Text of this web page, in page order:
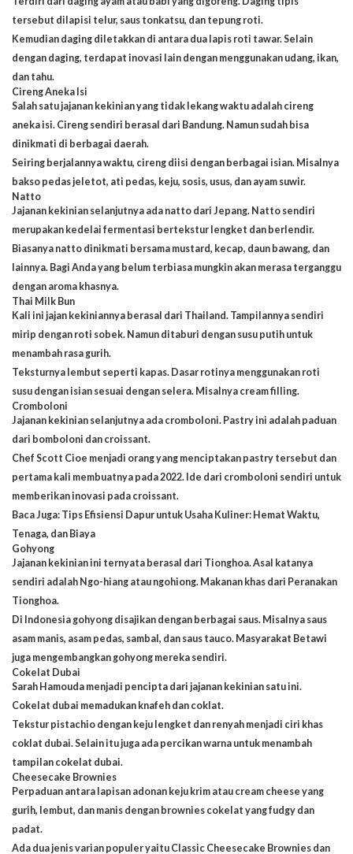
tersebut dilapisi telur, saus tonkatsu, dan tepung roti.
Kemudian daging diletakkan di antara dua lapis roti tawar. Selain
dengan daging, terdapat inovasi lain dengan menggunakan udang, ikan,
dan tahu.
Cireng Aneka Isi
Salah satu jajanan kekinian yang tidak lekang waktu adalah cireng
aneka isi. Cireng sendiri berasal dari Bandung. Namun sudah bisa
dinikmati di berbagai daerah.
Seiring berjalannya waktu, cireng diisi dengan berbagai isian. Misalnya
bakso pedas jeletot, ati pedas, keju, sosis, usus, dan ayam suwir.
Natto
Jajanan kekinian selanjutnya ada natto dari Jepang. Natto sendiri
merupakan kedelai fermentasi bertekstur lengket dan berlendir.
Biasanya natto dinikmati bersama mustard, kecap, daun bawang, dan
lainnya. Bagi Anda yang belum terbiasa mungkin akan merasa terganggu
dengan aroma khasnya.
Thai Milk Bun
Kali ini jajan kekiniannya berasal dari Thailand. Tampilannya sendiri
mirip dengan roti sobek. Namun ditaburi dengan susu putih untuk
menambah rasa gurih.
Teksturnya lembut seperti kapas. Dasar rotinya menggunakan roti
susu dengan isian sesuai dengan selera. Misalnya cream filling.
Cromboloni
Jajanan kekinian selanjutnya ada cromboloni. Pastry ini adalah paduan
dari bomboloni dan croissant.
Chef Scott Cioe menjadi orang yang menciptakan pastry tersebut dan
pertama kali membuatnya pada 2022. Ide dari cromboloni sendiri untuk
memberikan inovasi pada croissant.
Baca Juga: Tips Efisiensi Dapur untuk Usaha Kuliner: Hemat Waktu,
Tenaga, dan Biaya
Gohyong
Jajanan kekinian ini ternyata berasal dari Tionghoa. Asal katanya
sendiri adalah Ngo-hiang atau ngohiong. Makanan khas dari Peranakan
Tionghoa.
Di Indonesia gohyong disajikan dengan berbagai saus. Misalnya saus
asam manis, asam pedas, sambal, dan saus tauco. Masyarakat Betawi
juga mengembangkan gohyong mereka sendiri.
Cokelat Dubai
Sarah Hamouda menjadi pencipta dari jajanan kekinian satu ini.
Cokelat dubai memadukan knafeh dan coklat.
Tekstur pistachio dengan keju lengket dan renyah menjadi ciri khas
coklat dubai. Selain itu juga ada percikan warna untuk menambah
tampilan cokelat dubai.
Cheesecake Brownies
Perpaduan antara lapisan adonan keju krim atau cream cheese yang
gurih, lembut, dan manis dengan brownies cokelat yang fudgy dan
padat.
Ada dua jenis varian populer yaitu Classic Cheesecake Brownies dan